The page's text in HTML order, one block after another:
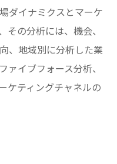
ダイナミクスとマーケ
その分析には、機会、
、地域別に分析した業
ァイブフォース分析、
ケティングチャネルの